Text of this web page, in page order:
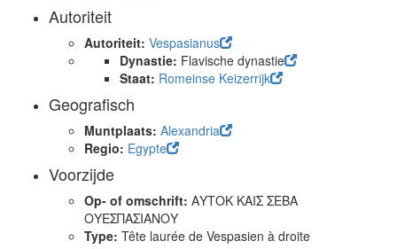
Autoriteit
Autoriteit: Vespasianus
Dynastie: Flavische dynastie
Staat: Romeinse Keizerrijk
Geografisch
Muntplaats: Alexandria
Regio: Egypte
Voorzijde
Op- of omschrift: ΑΥΤΟΚ ΚΑΙΣ ΣΕΒΑ
ΟΥΕΣΠΑΣΙΑΝΟΥ
Type: Tête laurée de Vespasien à droite